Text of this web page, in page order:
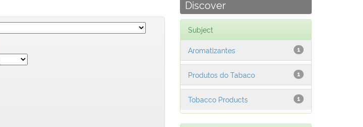
Discover
Subject
1
Aromatizantes
1
Produtos do Tabaco
1
Tobacco Products